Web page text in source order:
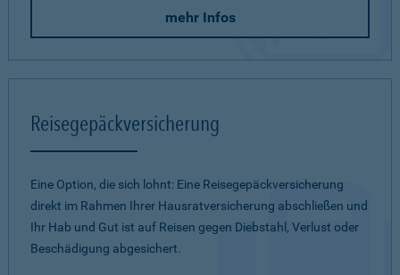
mehr Infos
Reisegepäckversicherung
Eine Option, die sich lohnt: Eine Reisegepäckversicherung
direkt im Rahmen Ihrer Hausratversicherung abschließen und
Ihr Hab und Gut ist auf Reisen gegen Diebstahl, Verlust oder
Beschädigung abgesichert.